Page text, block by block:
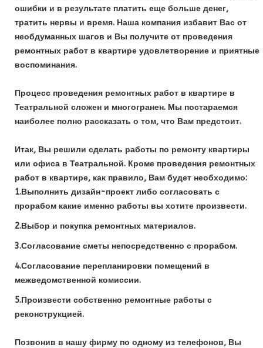
ошибки и в результате платить еще больше денег,
тратить нервы и время. Наша компания избавит Вас от
необдуманных шагов и Вы получите от проведения
ремонтных работ в квартире удовлетворение и приятные
воспоминания.
Процесс проведения ремонтных работ в квартире в
Театральной сложен и многогранен. Мы постараемся
наиболее полно рассказать о том, что Вам предстоит.
Итак, Вы решили сделать работы по ремонту квартиры
или офиса в Театральной. Кроме проведения ремонтных
работ в квартире, как правило, Вам будет необходимо:
1.Выполнить дизайн-проект либо согласовать с
прорабом какие именно работы вы хотите произвести.
2.Выбор и покупка ремонтных материалов.
3.Согласование сметы непосредственно с прорабом.
4.Согласование перепланировки помещений в
межведомственной комиссии.
5.Произвести собственно ремонтные работы с
реконструкцией.
Позвонив в нашу фирму по одному из телефонов, Вы